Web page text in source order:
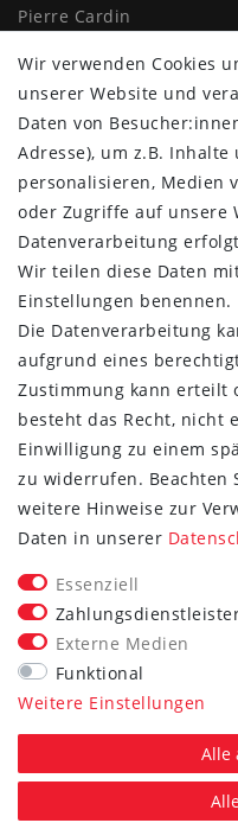
Pierre Cardin
Doppler
Resckodd
Dernier
Esprit
FOLGE SIE UNS
Vertrag widerrufen
*Alle Preise inkl.
Die durchgestrichenen
jeweiligen Herstellers.
Wir verwenden Cookies
unserer Website und
Daten von
Adresse), um z.B. Inhalte
personalisieren, Medien
oder Zugriffe auf unsere
Datenverarbeitung
Wir teilen diese Daten
Einstellungen benennen.
Die Datenverarbeitung
aufgrund eines
Zustimmung kann erteilt
besteht das Recht, nicht
Einwilligung zu einem
zu widerrufen. Beachten
weitere Hinweise zur
Daten in unserer
Essenziell
Externe Medien
Funktional
Weitere Einstellungen
Alle